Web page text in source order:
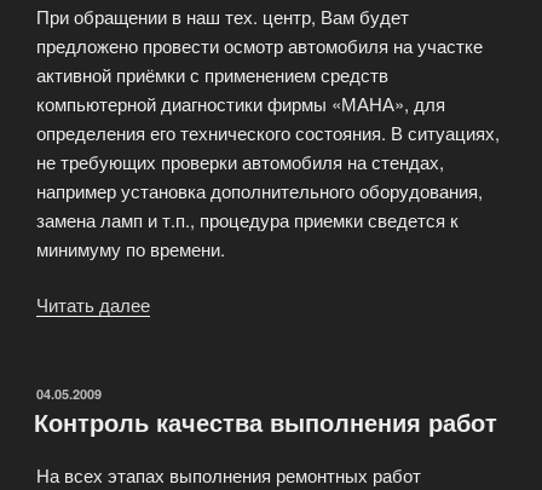
При обращении в наш тех. центр, Вам будет
предложено провести осмотр автомобиля на участке
активной приёмки с применением средств
компьютерной диагностики фирмы «МАНА», для
определения его технического состояния. В ситуациях,
не требующих проверки автомобиля на стендах,
например установка дополнительного оборудования,
замена ламп и т.п., процедура приемки сведется к
минимуму по времени.
Читать далее
на
ОПУБЛИКОВАНО
04.05.2009
Контроль качества выполнения работ
На всех этапах выполнения ремонтных работ